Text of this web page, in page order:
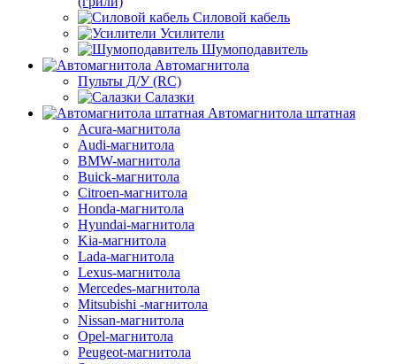
Силовой кабель
Усилители
Шумоподавитель
Автомагнитола
Пульты Д/У (RC)
Салазки
Автомагнитола штатная
Acura-магнитола
Audi-магнитола
BMW-магнитола
Buick-магнитола
Citroen-магнитола
Honda-магнитола
Hyundai-магнитола
Kia-магнитола
Lada-магнитола
Lexus-магнитола
Mercedes-магнитола
Mitsubishi -магнитола
Nissan-магнитола
Opel-магнитола
Peugeot-магнитола